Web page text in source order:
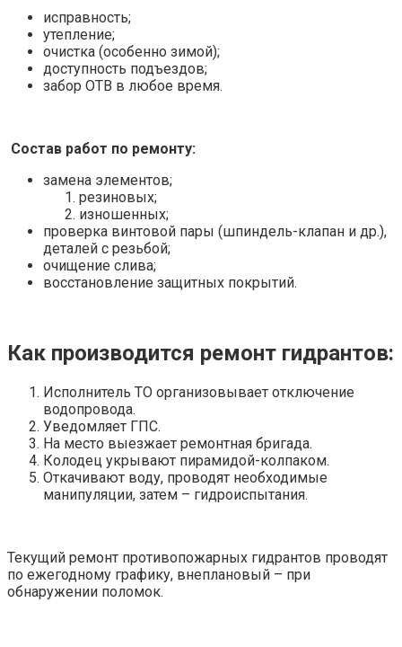
исправность;
утепление;
очистка (особенно зимой);
доступность подъездов;
забор ОТВ в любое время.
Состав работ по ремонту:
замена элементов;
резиновых;
изношенных;
проверка винтовой пары (шпиндель-клапан и др.),
деталей с резьбой;
очищение слива;
восстановление защитных покрытий.
Как производится ремонт гидрантов:
Исполнитель ТО организовывает отключение
водопровода.
Уведомляет ГПС.
На место выезжает ремонтная бригада.
Колодец укрывают пирамидой-колпаком.
Откачивают воду, проводят необходимые
манипуляции, затем – гидроиспытания.
Текущий ремонт противопожарных гидрантов проводят
по ежегодному графику, внеплановый – при
обнаружении поломок.